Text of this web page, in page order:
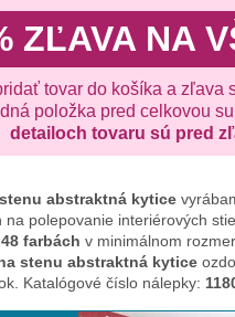
ZĽAVA NA
tovar do košíka a zľava
položka pred celkovou
detailoch tovaru sú pred
abstraktná kytice
na polepovanie interiérových
farbách v minimálnom
stenu abstraktná kytice
Katalógové číslo nálepky: